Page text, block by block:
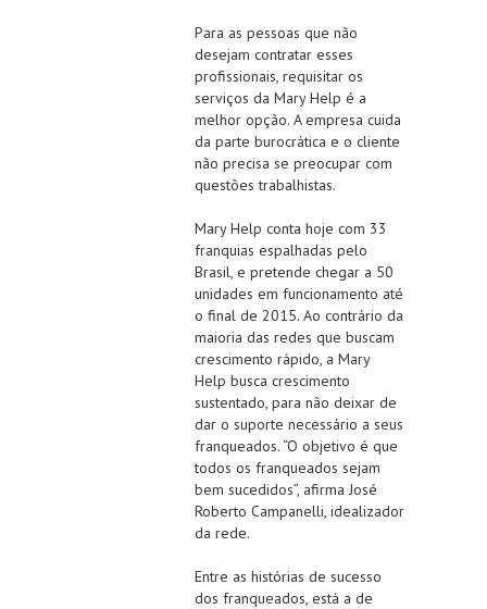
Para as pessoas que não
desejam contratar esses
profissionais, requisitar os
serviços da Mary Help é a
melhor opção. A empresa cuida
da parte burocrática e o cliente
não precisa se preocupar com
questões trabalhistas.
Mary Help conta hoje com 33
franquias espalhadas pelo
Brasil, e pretende chegar a 50
unidades em funcionamento até
o final de 2015. Ao contrário da
maioria das redes que buscam
crescimento rápido, a Mary
Help busca crescimento
sustentado, para não deixar de
dar o suporte necessário a seus
franqueados. “O objetivo é que
todos os franqueados sejam
bem sucedidos”, afirma José
Roberto Campanelli, idealizador
da rede.
Entre as histórias de sucesso
dos franqueados, está a de